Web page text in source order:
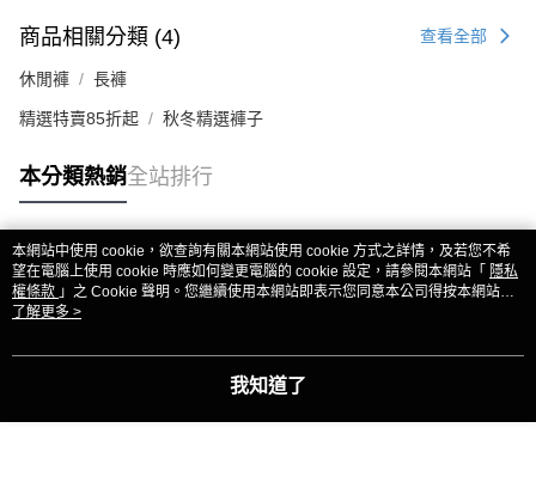
商品相關分類 (4) 查看全部
休閒褲 長褲
精選特賣85折起 秋冬精選褲子
本分類熱銷全站排行
熱門標籤
本網站中使用 cookie，欲查詢有關本網站使用 cookie 方式之詳情，及若您不希
望在電腦上使用 cookie 時應如何變更電腦的 cookie 設定，請參閱本網站「 隱私
權條款 」之 Cookie 聲明。您繼續使用本網站即表示您同意本公司得按本網站使
用條款之 Cookie 聲明使用 cookie。
了解更多 >
我知道了